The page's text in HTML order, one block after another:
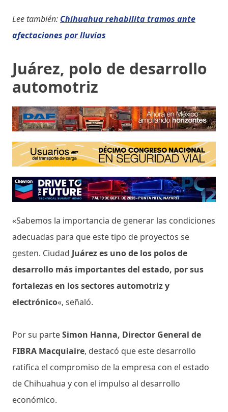
Lee también: Chihuahua rehabilita tramos ante
afectaciones por lluvias
Juárez, polo de desarrollo
automotriz
«Sabemos la importancia de generar las condiciones
adecuadas para que este tipo de proyectos se
gesten. Ciudad Juárez es uno de los polos de
desarrollo más importantes del estado, por sus
fortalezas en los sectores automotriz y
electrónico«, señaló.
Por su parteSimon Hanna, Director General de
FIBRA Macquiaire, destacó que este desarrollo
ratifica el compromiso de la empresa con el estado
de Chihuahua y con el impulso al desarrollo
económico.